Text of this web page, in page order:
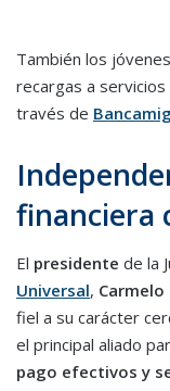
También los
recargas a
través de
financiera
El presidente de la
Universal, Carmelo
fiel a su carácter
el principal aliado
pago efectivos y